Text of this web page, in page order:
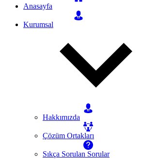
Anasayfa
Kurumsal
Hakkımızda
Çözüm Ortakları
Sıkça Sorulan Sorular